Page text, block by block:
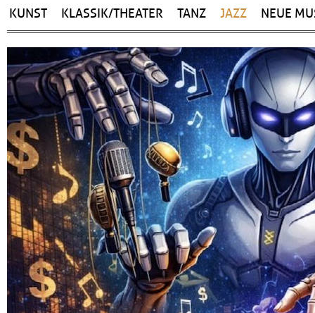
Navigation
KUNST KLASSIK/THEATER TANZ JAZZ NEUE